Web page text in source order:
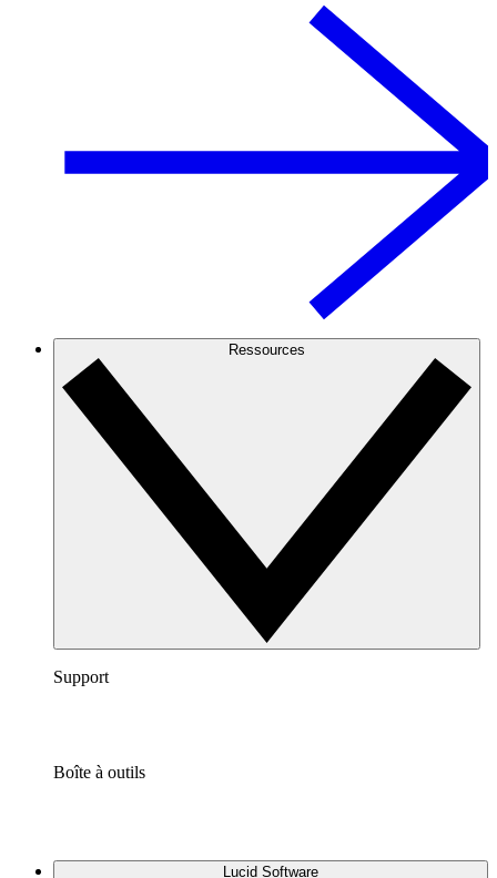
Ressources
Support
Boîte à outils
Lucid Software